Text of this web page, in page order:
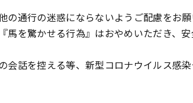
の通行の迷惑にならないようご配慮をお
馬を驚かせる行為』はおやめいただき、
話を控える等、新型コロナウイルス感染